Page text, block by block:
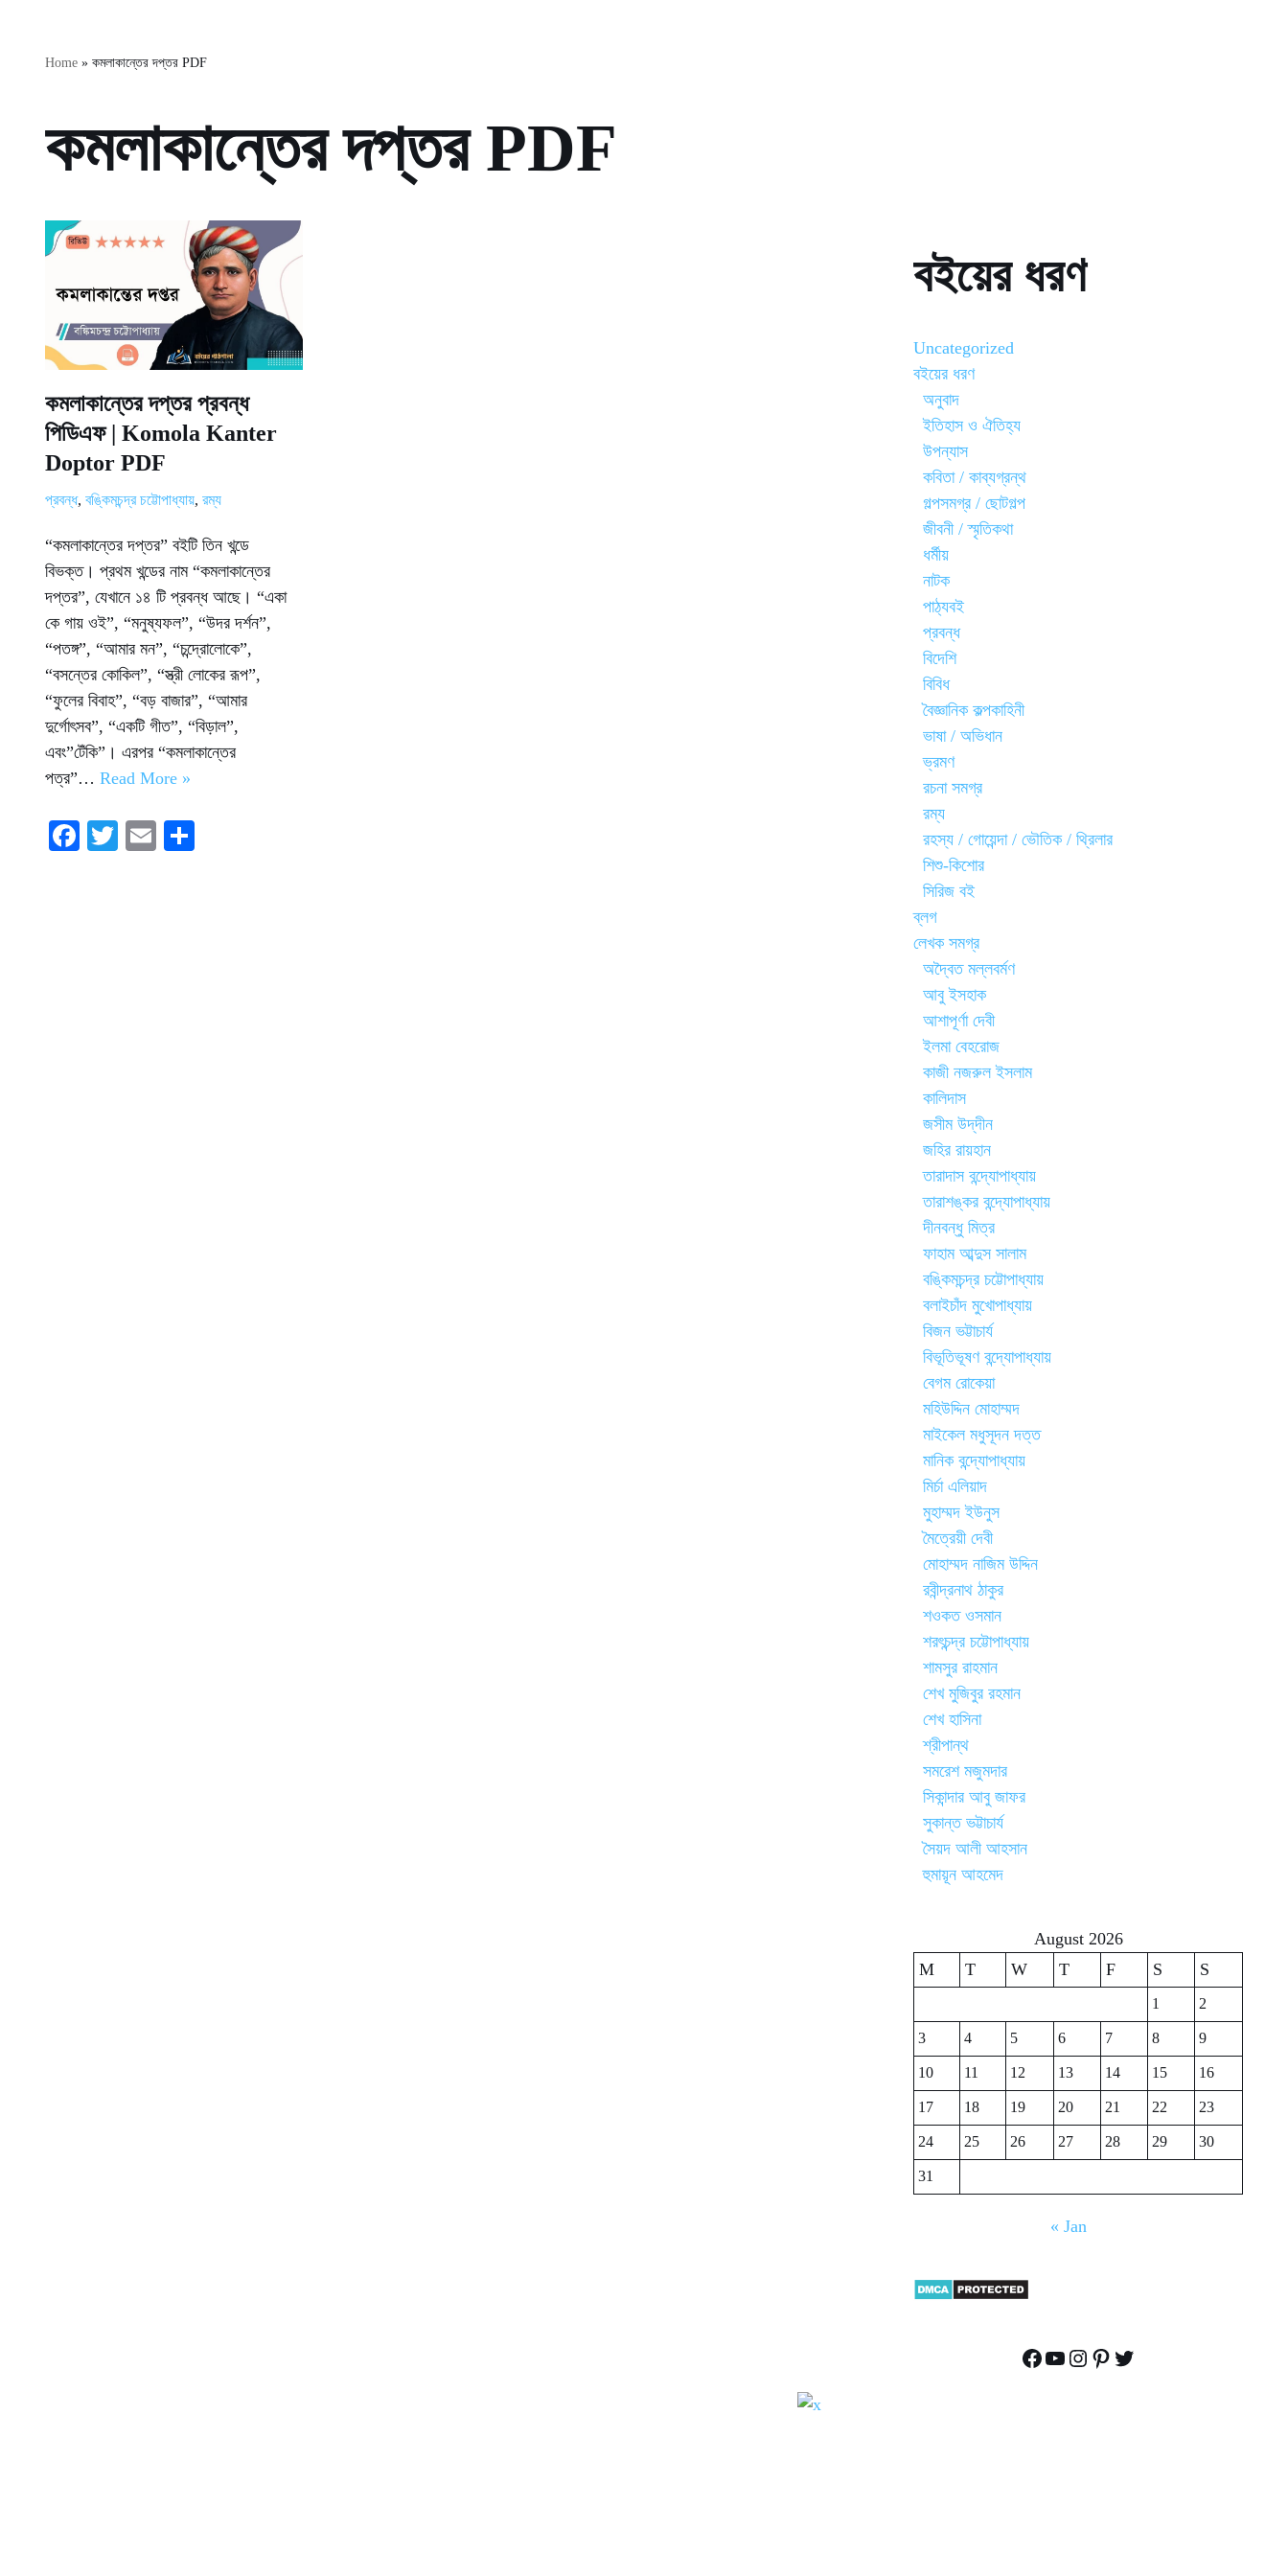
Home » কমলাকান্তের দপ্তর PDF
কমলাকান্তের দপ্তর PDF
কমলাকান্তের দপ্তর প্রবন্ধ
পিডিএফ | Komola Kanter
Doptor PDF
প্রবন্ধ, বঙ্কিমচন্দ্র চট্টোপাধ্যায়, রম্য
“কমলাকান্তের দপ্তর” বইটি তিন খন্ডে
বিভক্ত। প্রথম খন্ডের নাম “কমলাকান্তের
দপ্তর”, যেখানে ১৪ টি প্রবন্ধ আছে। “একা
কে গায় ওই”, “মনুষ্যফল”, “উদর দর্শন”,
“পতঙ্গ”, “আমার মন”, “চন্দ্রোলোকে”,
“বসন্তের কোকিল”, “স্ত্রী লোকের রূপ”,
“ফুলের বিবাহ”, “বড় বাজার”, “আমার
দুর্গোৎসব”, “একটি গীত”, “বিড়াল”,
এবং”টেঁকি”। এরপর “কমলাকান্তের
পত্র”… Read More »
Fa T
E
বইয়ের ধরণ
Uncategorized
বইয়ের ধরণ
অনুবাদ
ইতিহাস ও ঐতিহ্য
উপন্যাস
কবিতা / কাব্যগ্রন্থ
গল্পসমগ্র / ছোটগল্প
জীবনী / স্মৃতিকথা
ধর্মীয়
নাটক
পাঠ্যবই
প্রবন্ধ
বিদেশি
বিবিধ
বৈজ্ঞানিক কল্পকাহিনী
ভাষা / অভিধান
ভ্রমণ
রচনা সমগ্র
রম্য
রহস্য / গোয়েন্দা / ভৌতিক / থ্রিলার
শিশু-কিশোর
সিরিজ বই
ব্লগ
লেখক সমগ্র
অদ্বৈত মল্লবর্মণ
আবু ইসহাক
আশাপূর্ণা দেবী
ইলমা বেহরোজ
কাজী নজরুল ইসলাম
কালিদাস
জসীম উদ্‌দীন
জহির রায়হান
তারাদাস বন্দ্যোপাধ্যায়
তারাশঙ্কর বন্দ্যোপাধ্যায়
দীনবন্ধু মিত্র
ফাহাম আব্দুস সালাম
বঙ্কিমচন্দ্র চট্টোপাধ্যায়
বলাইচাঁদ মুখোপাধ্যায়
বিজন ভট্টাচার্য
বিভূতিভূষণ বন্দ্যোপাধ্যায়
বেগম রোকেয়া
মহিউদ্দিন মোহাম্মদ
মাইকেল মধুসূদন দত্ত
মানিক বন্দ্যোপাধ্যায়
মির্চা এলিয়াদ
মুহাম্মদ ইউনুস
মৈত্রেয়ী দেবী
মোহাম্মদ নাজিম উদ্দিন
রবীন্দ্রনাথ ঠাকুর
শওকত ওসমান
শরৎচন্দ্র চট্টোপাধ্যায়
শামসুর রাহমান
শেখ মুজিবুর রহমান
শেখ হাসিনা
শ্রীপান্থ
সমরেশ মজুমদার
সিকান্দার আবু জাফর
সুকান্ত ভট্টাচার্য
সৈয়দ আলী আহসান
হুমায়ূন আহমেদ
August 2026
M
T W T F S S
1
2
3
4 5 6 7 8
9
10
11 12 13 14 15
16
17
18 19 20 21 22
23
24
25 26 27 28 29
30
31
« Jan